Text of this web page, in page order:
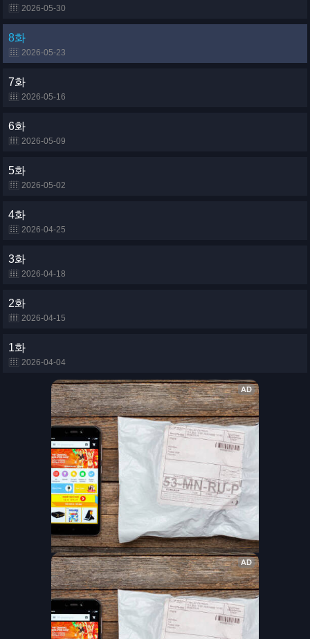
2026-05-30
8화
2026-05-23
7화
2026-05-16
6화
2026-05-09
5화
2026-05-02
4화
2026-04-25
3화
2026-04-18
2화
2026-04-15
1화
2026-04-04